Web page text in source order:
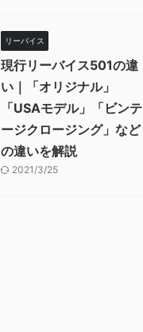
リーバイス
現行リーバイス501の違
い｜「オリジナル」
「USAモデル」「ビンテ
ージクロージング」など
の違いを解説
2021/3/25